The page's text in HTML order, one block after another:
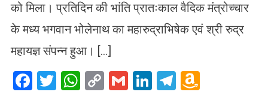
को मिला। प्रतिदिन की भांति प्रातःकाल वैदिक मंत्रोच्चार
के मध्य भगवान भोलेनाथ का महारुद्राभिषेक एवं श्री रुद्र
महायज्ञ संपन्न हुआ। […]
Facebook
Twitter
WhatsApp
CopyGmailLinkedIn
Telegram